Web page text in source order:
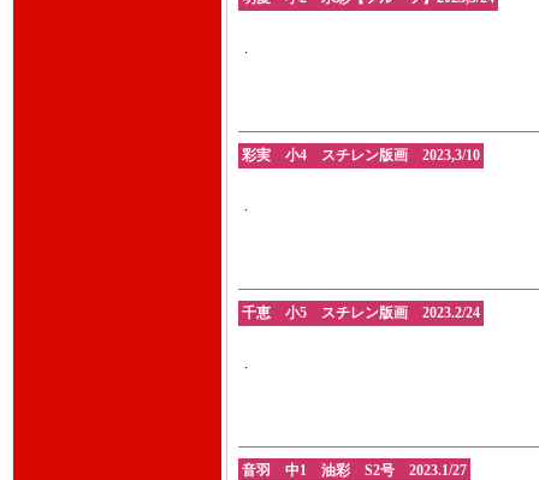
.
彩実 小4 スチレン版画 2023,3/10
.
千恵 小5 スチレン版画 2023.2/24
.
音羽 中1 油彩 S2号 2023.1/27